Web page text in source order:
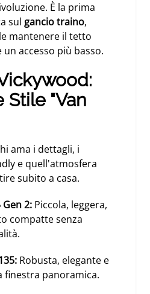
È la prima
sul gancio traino,
mantenere il tetto
accesso più basso.
"Van
ama i dettagli, i
e quell'atmosfera
subito a casa.
2: Piccola, leggera,
compatte senza
: Robusta, elegante e
finestra panoramica.